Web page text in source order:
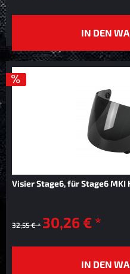
IN DEN
Visier Stage6, für Stage6
32,55 € * 30,26 € *
IN DEN